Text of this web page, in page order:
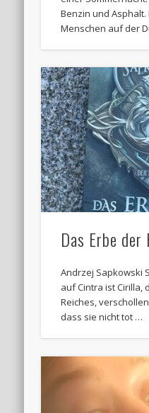
Benzin und
Menschen auf der
Das Erbe der
Andrzej Sapkowski
auf Cintra ist Cirilla,
Reiches,
dass sie nicht tot …